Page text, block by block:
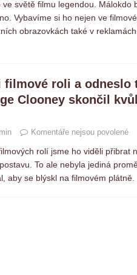
světě filmu legendou. Málokdo
Vybavíme si ho nejen ve
obrazovkách také v
filmové roli a odneslo
Clooney skončil
Komentáře nejsou povolené
rolí jsme ho viděli přibrat
To ale nebyla jediná
aby se blýskl na filmovém